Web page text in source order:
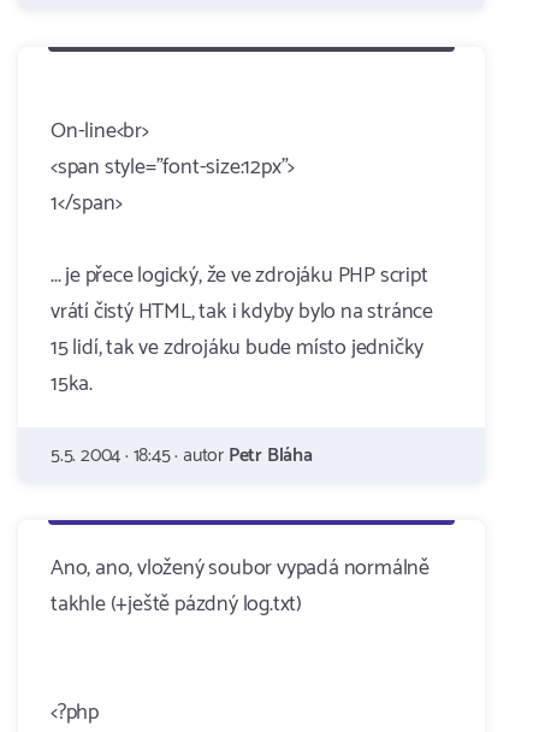
On-line<br>
<span style="font-size:12px">
1</span>
... je přece logický, že ve zdrojáku PHP script
vrátí čistý HTML, tak i kdyby bylo na stránce
15 lidí, tak ve zdrojáku bude místo jedničky
15ka.
5.5. 2004 · 18:45 · autorPetr Bláha
Ano, ano, vložený soubor vypadá normálně
takhle (+ještě pázdný log.txt)
<?php